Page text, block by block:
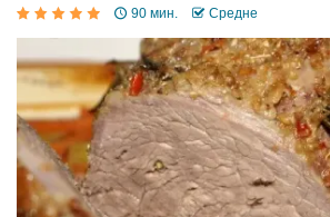
90 мин. Средне